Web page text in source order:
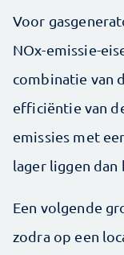
Voor
NOx-emissie-
combinatie van
efficiëntie van
emissies met
lager liggen dan
Een volgende
zodra op een